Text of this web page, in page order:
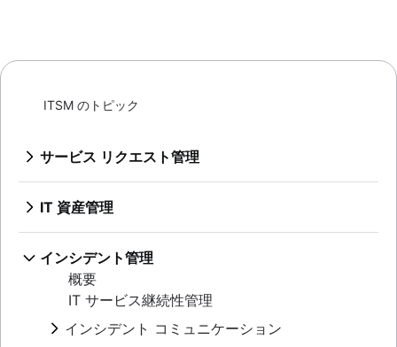
ITSM のトピック
サービス リクエスト管理
概要
サービス デスク構築のベスト プラクティス
IT 指標とレポート
最初の連絡での解決が重要な理由
ヘルプ デスク
サービス デスクとヘルプ デスク、およびITSM
DevOps のアプローチで IT サポートを実行する
IT 資産管理
概要
構成管理データベース
構成管理と資産管理の比較
IT と ソフトウェア資産管理のベストプラクティ
資産追跡
インシデント管理
概要
IT サービス継続性管理
インシデント コミュニケーション